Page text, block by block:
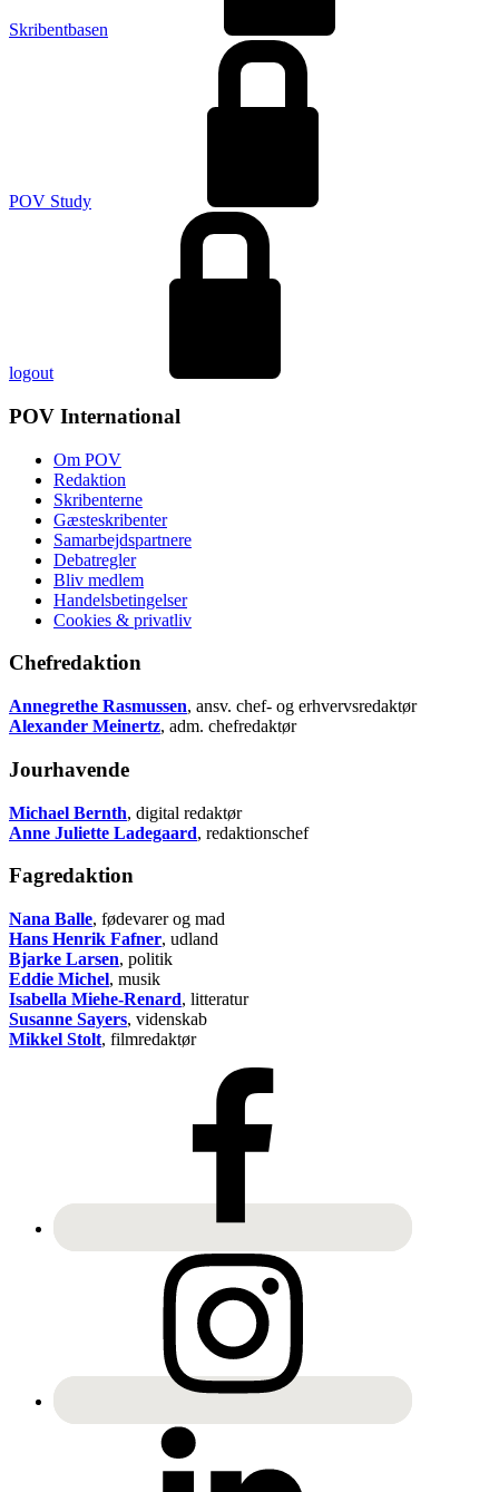
Skribentbasen
POV Study
logout
POV International
Om POV
Redaktion
Skribenterne
Gæsteskribenter
Samarbejdspartnere
Debatregler
Bliv medlem
Handelsbetingelser
Cookies & privatliv
Chefredaktion
Annegrethe Rasmussen, ansv. chef- og erhvervsredaktør
Alexander Meinertz, adm. chefredaktør
Jourhavende
Michael Bernth, digital redaktør
Anne Juliette Ladegaard, redaktionschef
Fagredaktion
Nana Balle, fødevarer og mad
Hans Henrik Fafner, udland
Bjarke Larsen, politik
Eddie Michel, musik
Isabella Miehe-Renard, litteratur
Susanne Sayers, videnskab
Mikkel Stolt, filmredaktør